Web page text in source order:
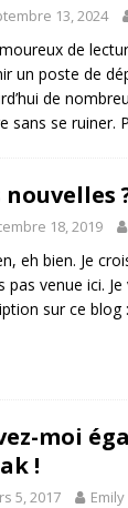
13, 2024
de
un poste de
de
sans se ruiner.
nouvelles
18, 2019
eh bien. Je
pas venue ici.
sur ce blog
moi
!
5, 2017